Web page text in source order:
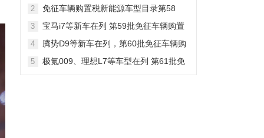
2
免征车辆购置税新能源车型目录第58
3
宝马i7等新车在列 第59批免征车辆购置
4
腾势D9等新车在列，第60批免征车辆购
5
极氪009、理想L7等车型在列 第61批免